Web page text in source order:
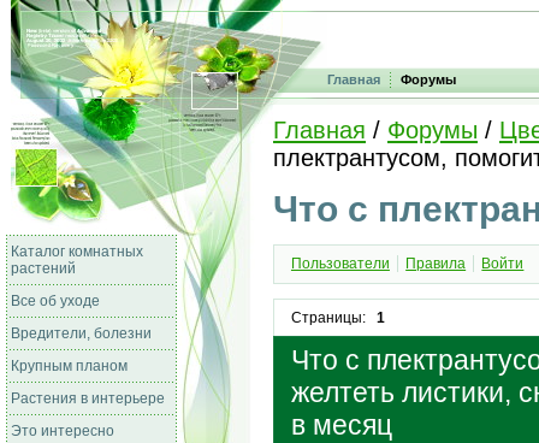
Главная Форумы
Каталог комнатных
растений
Все об уходе
Вредители, болезни
Крупным планом
Растения в интерьере
Это интересно
Главная / Форумы /
плектрантусом,
Что с
Пользователи Правила Войти
Страницы: 1
Что с
желтеть листики,
в месяц